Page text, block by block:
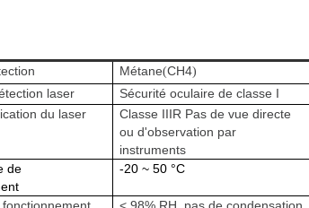
Métane(CH4)
laser
Sécurité oculaire de classe I
du laser
Classe IIIR Pas de vue directe
ou d'observation par
instruments
de
-20 ~ 50 °C